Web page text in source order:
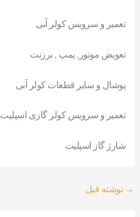
تعمیر و سرویس کولر آبی
تعویض موتور, پمپ , برزنت
پوشال و سایر قطعات کولر آبی
تعمیر و سرویس کولر گازی اسپلیت
شارژ گاز اسپلیت
→ نوشته قبل